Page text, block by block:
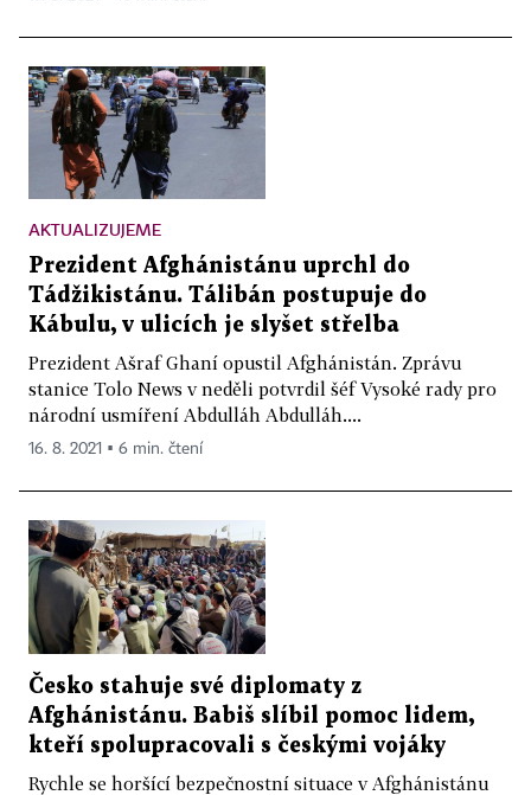
AKTUALIZUJEME
Prezident Afghánistánu uprchl do
Tádžikistánu. Tálibán postupuje do
Kábulu, v ulicích je slyšet střelba
Prezident Ašraf Ghaní opustil Afghánistán. Zprávu
stanice Tolo News v neděli potvrdil šéf Vysoké rady pro
národní usmíření Abdulláh Abdulláh....
16. 8. 2021 ▪ 6 min. čtení
Česko stahuje své diplomaty z
Afghánistánu. Babiš slíbil pomoc lidem,
kteří spolupracovali s českými vojáky
Rychle se horšící bezpečnostní situace v Afghánistánu